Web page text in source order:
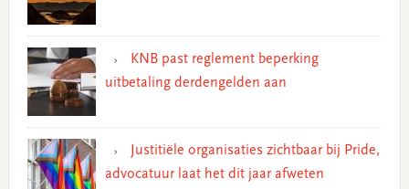
KNB past reglement beperking
uitbetaling derdengelden aan
Justitiële organisaties zichtbaar bij Pride,
advocatuur laat het dit jaar afweten